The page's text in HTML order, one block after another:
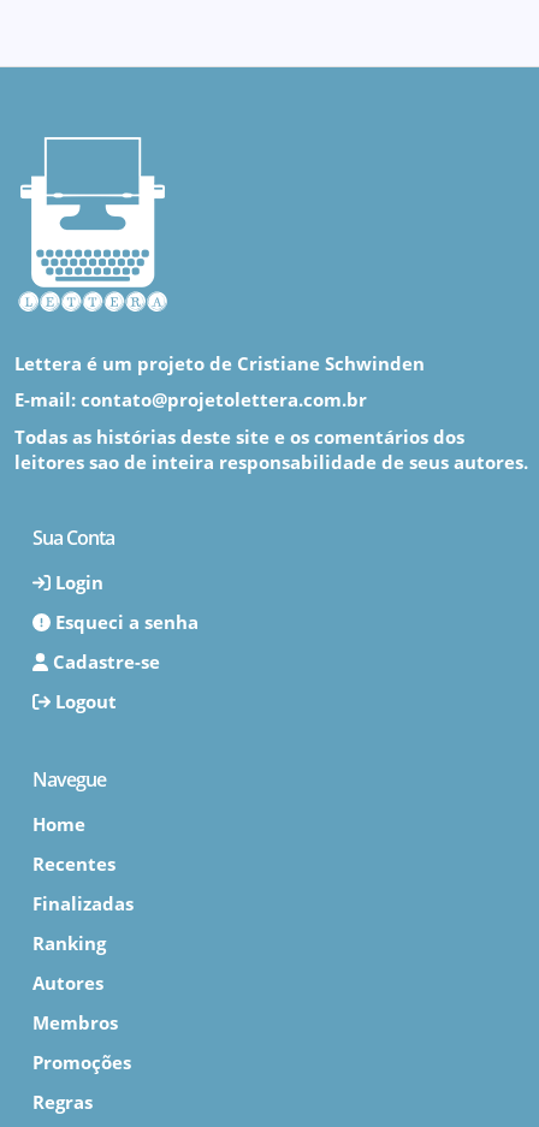
Lettera é um projeto de Cristiane Schwinden
E-mail: contato@projetolettera.com.br
Todas as histórias deste site e os comentários dos
leitores sao de inteira responsabilidade de seus autores.
Sua Conta
Login
Esqueci a senha
Cadastre-se
Logout
Navegue
Home
Recentes
Finalizadas
Ranking
Autores
Membros
Promoções
Regras